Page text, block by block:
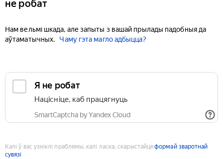
не робат
Нам вельмі шкада, але запыты з вашай прылады падобныя да
аўтаматычных.
Чаму гэта магло адбыцца?
Я не робат
Націсніце, каб працягнуць
SmartCaptcha by Yandex Cloud
Калі ў вас узніклі праблемы, калі ласка, скарыстайцеформай зваротнай
сувязі